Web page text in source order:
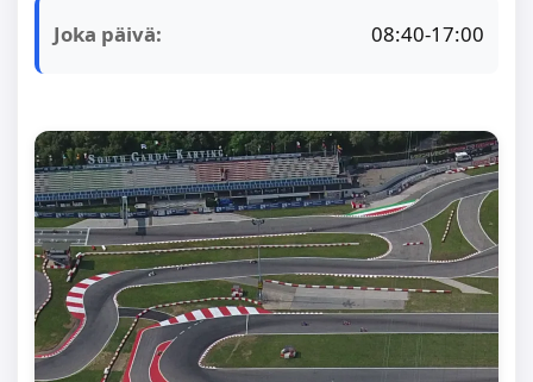
Joka päivä: 08:40-17:00